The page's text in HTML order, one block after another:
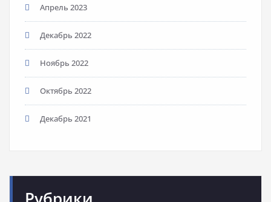
Апрель 2023
Декабрь 2022
Ноябрь 2022
Октябрь 2022
Декабрь 2021